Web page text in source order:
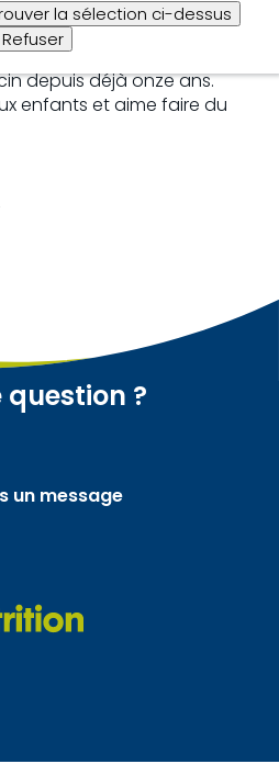
la sélection ci-dessus
Refuser
alimentaire à la
Il travaille dans le
depuis déjà onze ans.
enfants et aime faire du
question ?
un message